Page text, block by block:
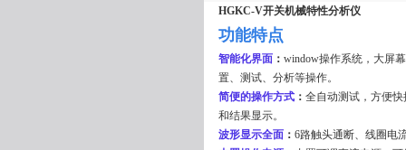
HGKC-V开关机械特性分析仪
功能特点
智能化界面： window操作系统，大屏
置、测试、分析等操作。
简便的操作方式： 全自动测试，方便
和结果显示。
波形显示全面： 6路触头通断、线圈电